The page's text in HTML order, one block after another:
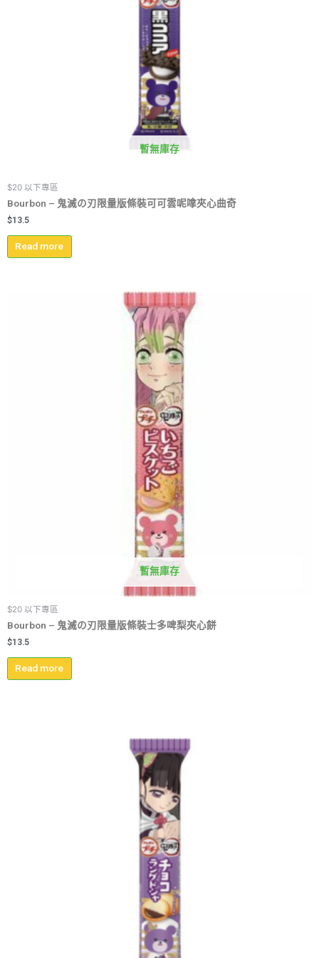
暫無庫存
$20 以下專區
Bourbon – 鬼滅の刃限量版條裝可可雲呢嗱夾心曲奇
$13.5
Read more
暫無庫存
$20 以下專區
Bourbon – 鬼滅の刃限量版條裝士多啤梨夾心餅
$13.5
Read more